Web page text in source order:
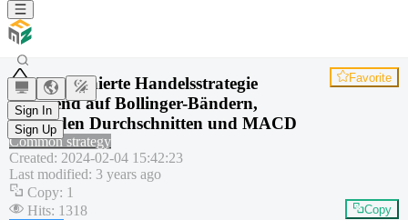
Sign In
Sign Up
Kombinierte Handelsstrategie
basierend auf Bollinger-Bändern,
gleitenden Durchschnitten und MACD
Favorite
Common strategy
Created: 2024-02-04 15:42:23
Last modified: 3 years ago
Copy: 1
Hits: 1318 Copy